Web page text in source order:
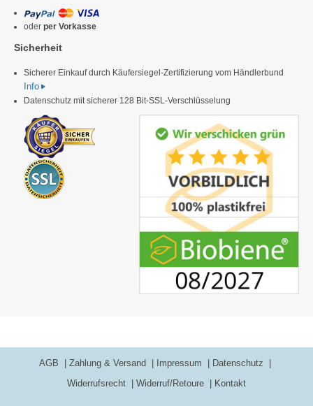
oder per Vorkasse
Sicherheit
Sicherer Einkauf durch Käufersiegel-Zertifizierung vom Händlerbund
Info
Datenschutz mit sicherer 128 Bit-SSL-Verschlüsselung
AGB Zahlung & Versand Impressum
Datenschutz
Widerrufsrecht
Widerruf/Retoure Kontakt